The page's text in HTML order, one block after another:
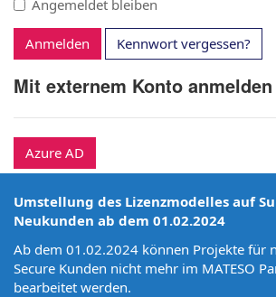
Angemeldet bleiben
Anmelden Kennwort vergessen?
Mit externem Konto anmelden
Azure AD
Umstellung des Lizenzmodelles auf
Neukunden ab dem 01.02.2024
Ab dem 01.02.2024 können Projekte für
Secure Kunden nicht mehr im MATESO
bearbeitet werden.